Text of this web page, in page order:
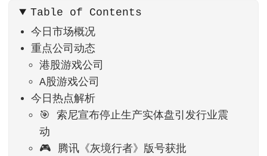
Table of Contents
今日市场概况
重点公司动态
港股游戏公司
A股游戏公司
今日热点解析
🎯 索尼宣布停止生产实体盘引发行业震
动
🎮 腾讯《灰境行者》版号获批